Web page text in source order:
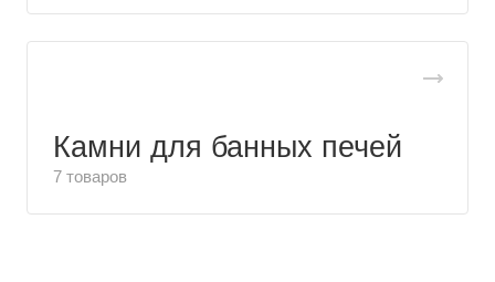
Камни для банных печей
7 товаров